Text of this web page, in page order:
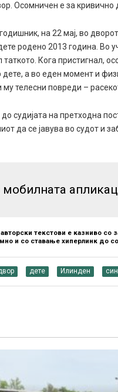
Осомничен е за
на 22 мај, во
родено 2013 година. Во
таткото. Кога пристигнал,
дете, а во еден момент и
му телесни повреди –
судијата на претходна
да се јавува во судот и
мобилната
текстови е казниво
и со ставање хиперлинк до
дете Илинден син